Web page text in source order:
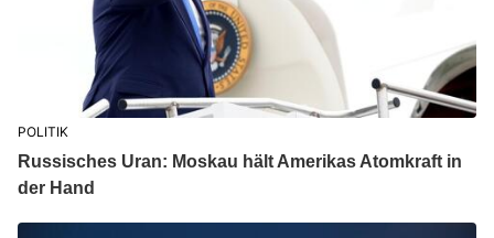
POLITIK
Russisches Uran: Moskau hält Amerikas Atomkraft in
der Hand